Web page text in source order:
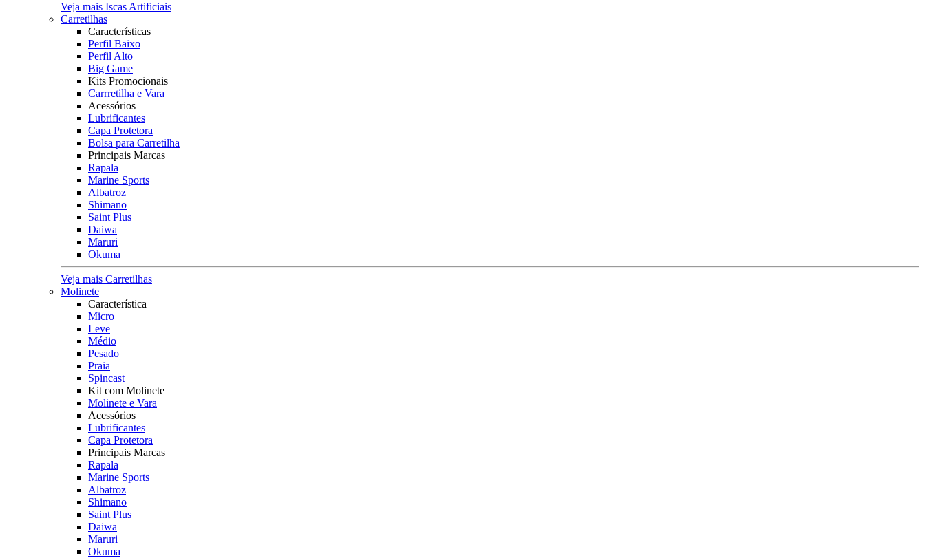
Veja mais Iscas Artificiais
Carretilhas
Características
Perfil Baixo
Perfil Alto
Big Game
Kits Promocionais
Carrretilha e Vara
Acessórios
Lubrificantes
Capa Protetora
Bolsa para Carretilha
Principais Marcas
Rapala
Marine Sports
Albatroz
Shimano
Saint Plus
Daiwa
Maruri
Okuma
Veja mais Carretilhas
Molinete
Característica
Micro
Leve
Médio
Pesado
Praia
Spincast
Kit com Molinete
Molinete e Vara
Acessórios
Lubrificantes
Capa Protetora
Principais Marcas
Rapala
Marine Sports
Albatroz
Shimano
Saint Plus
Daiwa
Maruri
Okuma